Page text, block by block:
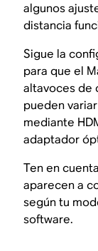
algunos
distancia
Sigue la
para que el
altavoces de
pueden
mediante
adaptador
Ten en
aparecen a
según tu
software.